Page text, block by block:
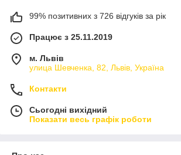
99% позитивних з 726 відгуків за рік
Працює з 25.11.2019
м. Львів
улица Шевченка, 82, Львів, Україна
Контакти
Сьогодні вихідний
Показати весь графік роботи